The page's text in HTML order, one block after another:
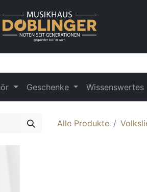
Geschenke Wissenswertes
Alle Produkte